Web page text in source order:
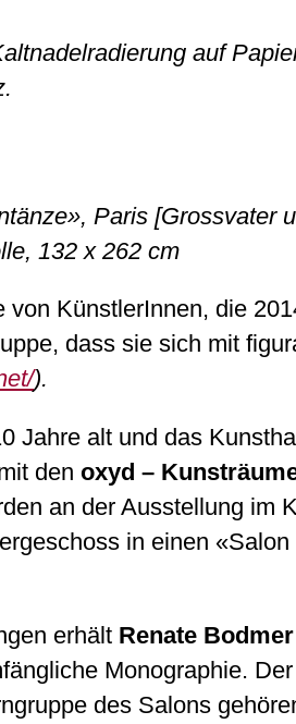
auf
Paris [Grossvater
132 x 262 cm
von KünstlerInnen, die
dass sie sich mit
).
Jahre alt und das
den oxyd –
an der Ausstellung im
in einen
erhält Renate Bodmer
Monographie.
des Salons